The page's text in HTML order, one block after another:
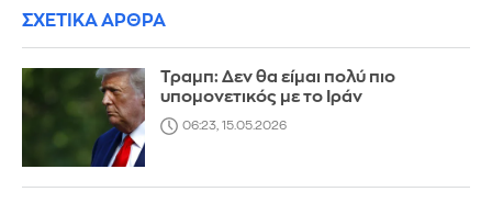
ΣΧΕΤΙΚΑ ΑΡΘΡΑ
Τραμπ: Δεν θα είμαι πολύ πιο
υπομονετικός με το Ιράν
06:23, 15.05.2026